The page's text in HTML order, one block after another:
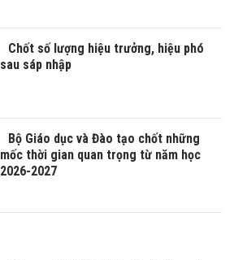
Chốt số lượng hiệu trưởng, hiệu phó
sau sáp nhập
Bộ Giáo dục và Đào tạo chốt những
mốc thời gian quan trọng từ năm học
2026-2027